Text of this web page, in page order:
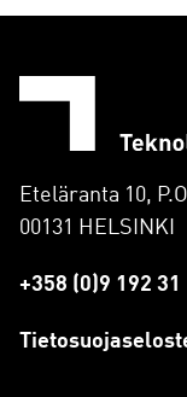
Eteläranta 10,
00131 HELSINKI
+358 (0)9 192 31